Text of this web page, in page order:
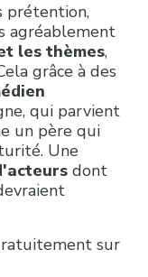
prétention,
agréablement
les thèmes,
grâce à des
qui parvient
un père qui
Une
dont
sur